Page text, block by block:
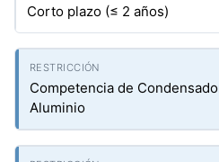
Corto plazo (≤ 2 años)
Competencia de
Aluminio